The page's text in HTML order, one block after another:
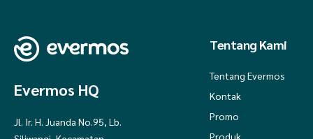
Evermos HQ
Jl. Ir. H. Juanda No.95, Lb.
Tentang Kami
Tentang Evermos
Kontak
Promo
Produk